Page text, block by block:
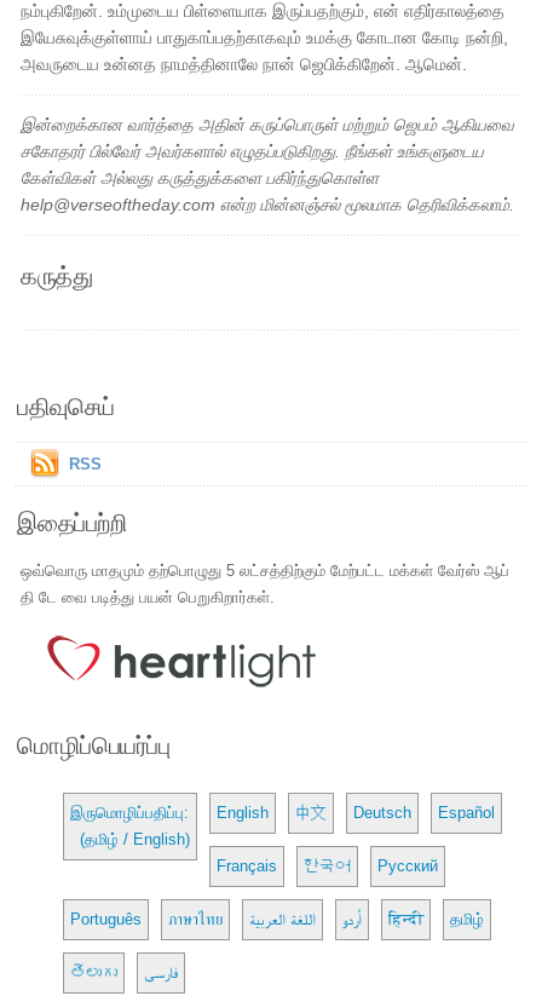
நம்புகிறேன். உம்முடைய பிள்ளையாக இருப்பதற்கும், என் எதிர்காலத்தை
இயேசுவுக்குள்ளாய் பாதுகாப்பதற்காகவும் உமக்கு கோடான கோடி நன்றி,
அவருடைய உன்னத நாமத்தினாலே நான் ஜெபிக்கிறேன். ஆமென்.
இன்றைக்கான வார்த்தை அதின் கருப்பொருள் மற்றும் ஜெபம் ஆகியவை
சகோதரர் பில்வேர் அவர்களால் எழுதப்படுகிறது. நீங்கள் உங்களுடைய
கேள்விகள் அல்லது கருத்துக்களை பகிர்ந்துகொள்ள
help@verseoftheday.com என்ற மின்னஞ்சல் மூலமாக தெரிவிக்கலாம்.
கருத்து
பதிவுசெய்
RSS
இதைப்பற்றி
ஒவ்வொரு மாதமும் தற்பொழுது 5 லட்சத்திற்கும் மேற்பட்ட மக்கள் வேர்ஸ் ஆப்
தி டே வை படித்து பயன் பெறுகிறார்கள்.
மொழிப்பெயர்ப்பு
இருமொழிப்பதிப்பு:
(தமிழ் / English)
English 中文 Deutsch Español
Français 한국어 Русский
Português ภาษาไทย اللغة العربية اُردو हिन्दी தமிழ்
తెలుగు فارسی